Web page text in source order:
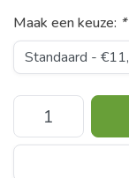
Maak een keuze: *